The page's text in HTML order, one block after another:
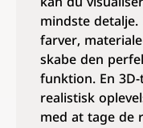
mindste
farver,
skabe den
funktion. En
realistisk
med at tage de